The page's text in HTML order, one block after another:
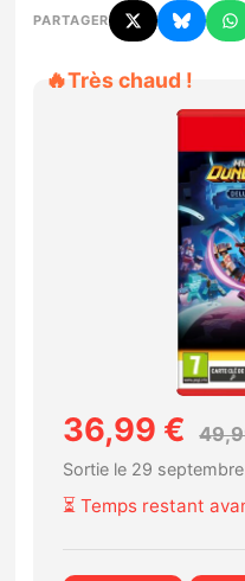
Mises à jour
Chiffres de
Nintendo Direct
Tests et previews
Tests de jeux
Tests
Autres tests
PARTAGER
🔥Très chaud !
36,99 €
Sortie le 29
⏳ Temps restant